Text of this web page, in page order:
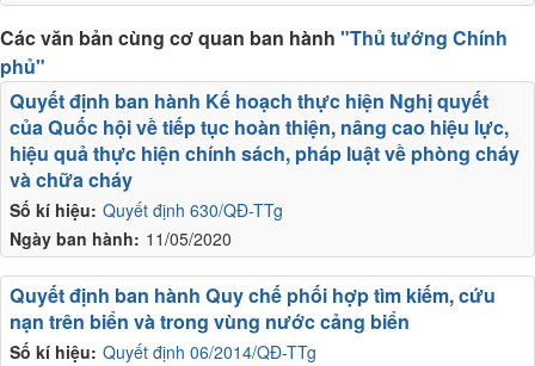
Các văn bản cùng cơ quan ban hành "Thủ tướng Chính
phủ"
Số kí hiệu: Quyết định 630/QĐ-TTg
Ngày ban hành: 11/05/2020
Quyết định ban hành Kế hoạch thực hiện Nghị quyết
của Quốc hội về tiếp tục hoàn thiện, nâng cao hiệu lực,
hiệu quả thực hiện chính sách, pháp luật về phòng cháy
và chữa cháy
Số kí hiệu: Quyết định 06/2014/QĐ-TTg
Quyết định ban hành Quy chế phối hợp tìm kiếm, cứu
nạn trên biển và trong vùng nước cảng biển